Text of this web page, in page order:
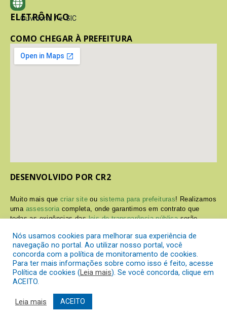
ELETRÔNICO
Ouvidoria / e-SIC
COMO CHEGAR À PREFEITURA
DESENVOLVIDO POR CR2
Muito mais quecriar site ou sistema para prefeituras! Realizamos
uma assessoria completa, onde garantimos em contrato que
todas as exigências dasleis de transparência públicaserão
Conheça oPNTPe oRadar da Transparência Pública
Todos os direitos reservados a
Nós usamos cookies para melhorar sua experiência de
navegação no portal. Ao utilizar nosso portal, você
concorda com a política de monitoramento de cookies.
Para ter mais informações sobre como isso é feito, acesse
Política de cookies (Leia mais). Se você concorda, clique em
ACEITO.
Leia mais ACEITO